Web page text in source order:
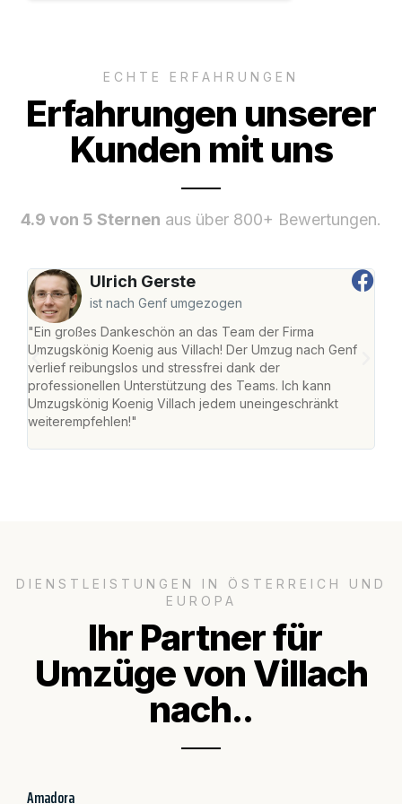
ECHTE ERFAHRUNGEN
Erfahrungen unserer
Kunden mit uns
4.9 von 5 Sternen aus über 800+ Bewertungen.
Ulrich Gerste
ist nach Genf umgezogen
"Ein großes Dankeschön an das Team der Firma
Umzugskönig Koenig aus Villach! Der Umzug nach Genf
verlief reibungslos und stressfrei dank der
professionellen Unterstützung des Teams. Ich kann
Umzugskönig Koenig Villach jedem uneingeschränkt
weiterempfehlen!"
DIENSTLEISTUNGEN IN ÖSTERREICH UND
EUROPA
Ihr Partner für
Umzüge von Villach
nach..
Amadora